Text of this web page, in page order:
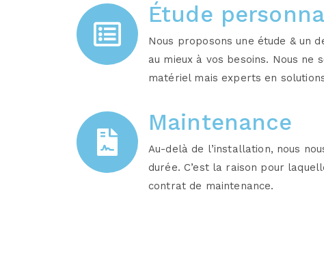
Étude
Nous proposons une étude & un
au mieux à vos besoins. Nous ne
matériel mais experts en
Maintenance
Au-delà de l’installation, nous
durée. C’est la raison pour
contrat de maintenance.